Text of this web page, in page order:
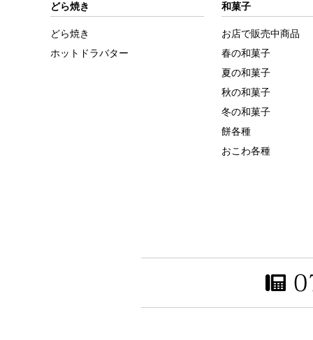
どら焼き
どら焼き
ホットドラバター
和菓子
お店で販売中商品
春の和菓子
夏の和菓子
秋の和菓子
冬の和菓子
餅各種
おこわ各種